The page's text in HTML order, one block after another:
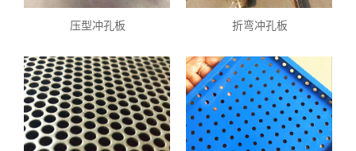
压型冲孔板 折弯冲孔板